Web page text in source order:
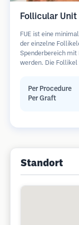
Follicular Unit
FUE ist eine
der einzelne
Spenderbereich
werden. Die Follikel
im Vergleich zu
Per Procedure
Per Graft
Standort